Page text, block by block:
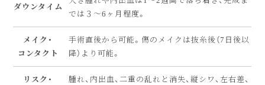
ダウンタイム
では３〜6ヶ月程度。
メイク・
コンタクト
手術直後から可能。傷のメイクは抜糸後（7日後以
降）より可能。
リスク・
腫れ、内出血、二重の乱れと消失、縦シワ、左右差、